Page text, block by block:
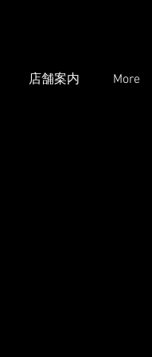
店舗案内 More